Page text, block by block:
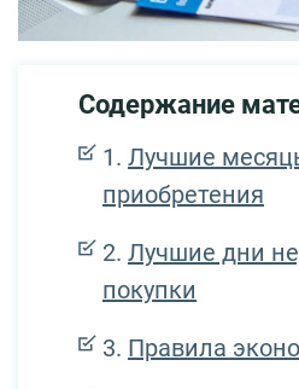
Содержание
Лучшие
приобретения
Лучшие дни
покупки
Правила